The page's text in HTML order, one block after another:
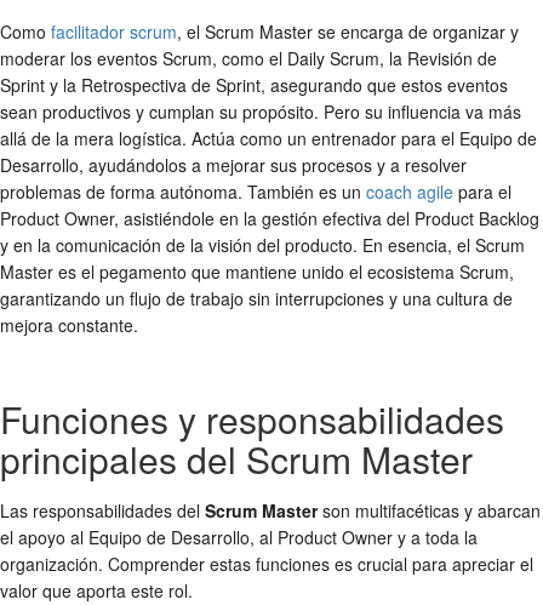
Como facilitador scrum, el Scrum Master se encarga de organizar y
moderar los eventos Scrum, como el Daily Scrum, la Revisión de
Sprint y la Retrospectiva de Sprint, asegurando que estos eventos
sean productivos y cumplan su propósito. Pero su influencia va más
allá de la mera logística. Actúa como un entrenador para el Equipo de
Desarrollo, ayudándolos a mejorar sus procesos y a resolver
problemas de forma autónoma. También es un coach agile para el
Product Owner, asistiéndole en la gestión efectiva del Product Backlog
y en la comunicación de la visión del producto. En esencia, el Scrum
Master es el pegamento que mantiene unido el ecosistema Scrum,
garantizando un flujo de trabajo sin interrupciones y una cultura de
mejora constante.
Funciones y responsabilidades
principales del Scrum Master
Las responsabilidades del Scrum Masterson multifacéticas y abarcan
el apoyo al Equipo de Desarrollo, al Product Owner y a toda la
organización. Comprender estas funciones es crucial para apreciar el
valor que aporta este rol.